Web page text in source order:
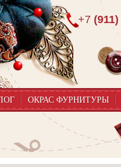
+7 (911)
ОКРАС ФУРНИТУРЫ